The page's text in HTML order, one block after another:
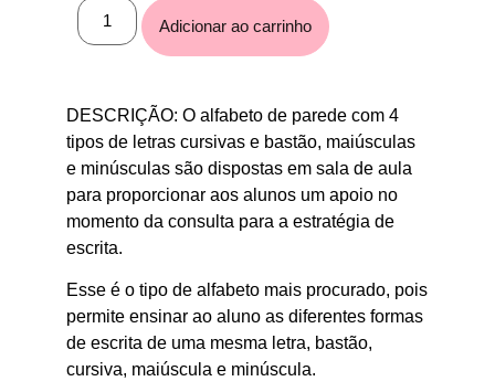
Adicionar ao carrinho
DESCRIÇÃO: O alfabeto de parede com 4
tipos de letras cursivas e bastão, maiúsculas
e minúsculas são dispostas em sala de aula
para proporcionar aos alunos um apoio no
momento da consulta para a estratégia de
escrita.
Esse é o tipo de alfabeto mais procurado, pois
permite ensinar ao aluno as diferentes formas
de escrita de uma mesma letra, bastão,
cursiva, maiúscula e minúscula.